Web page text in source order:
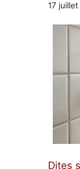
17
Dites